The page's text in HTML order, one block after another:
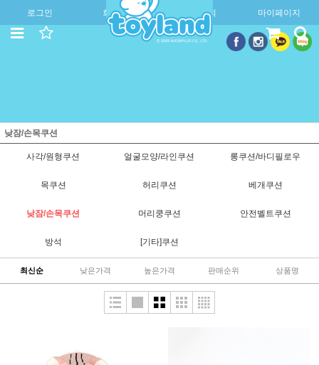
로그인 회원가입 주문조회 마이페이지
낮잠/손목쿠션
사각/원형쿠션 얼굴모양/라인쿠션 롱쿠션/바디필로우
목쿠션 허리쿠션 베개쿠션
낮잠/손목쿠션 머리쿵쿠션 안전벨트쿠션
방석 [기타]쿠션
최신순 낮은가격 높은가격 판매순위 상품명